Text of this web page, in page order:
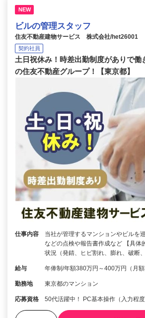
NEW
ビルの管理スタッフ
住友不動産建物サービス 株式会社/het26001
契約社員
土日祝休み！時差出勤制度がありで働
の住友不動産グループ！【東京都】
仕事内容
当社が管理するマンションやビルを
などの点検や報告書作成など 【具体
状況（発錆、ヒビ割れ、膨れ、破断
給与 年俸制/年額380万円～400万円（月額
勤務地 東京都のマンション
応募資格 50代活躍中！ PC基本操作（入力程度